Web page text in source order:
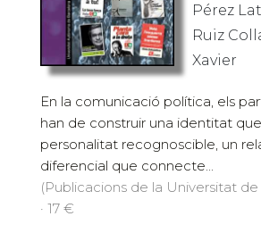
Pérez
Ruiz
Xavier
En la comunicació política, els
han de construir una identitat
personalitat recognoscible, un
diferencial que connecte...
(Publicacions de la Universitat de
· 17 €